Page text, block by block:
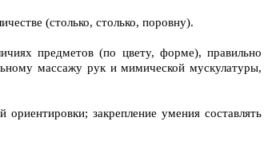
(столько, столько, поровну).
предметов (по цвету, форме), правильно
массажу рук и мимической мускулатуры,
закрепление умения составлять